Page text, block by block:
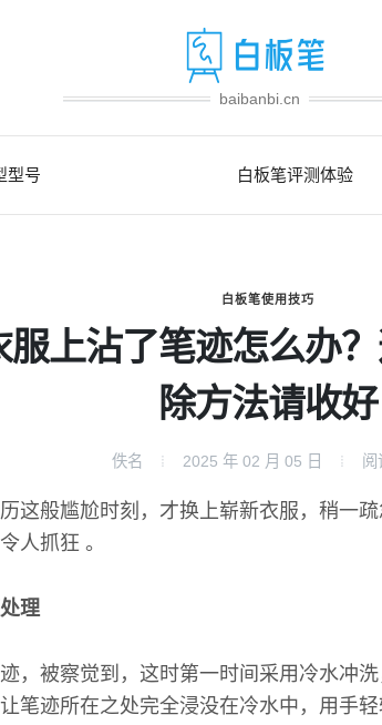
baibanbi.cn
型号 白板笔评测体验
白板笔使用技巧
服上沾了笔迹怎么办
除方法请收好
佚名 2025 年 02 月 05 日 阅
这般尴尬时刻，才换上崭新衣服，稍一
人抓狂 。
理
，被察觉到，这时第一时间采用冷水冲
笔迹所在之处完全浸没在冷水中，用手